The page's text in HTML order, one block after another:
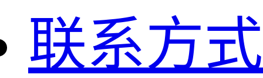
联系方式